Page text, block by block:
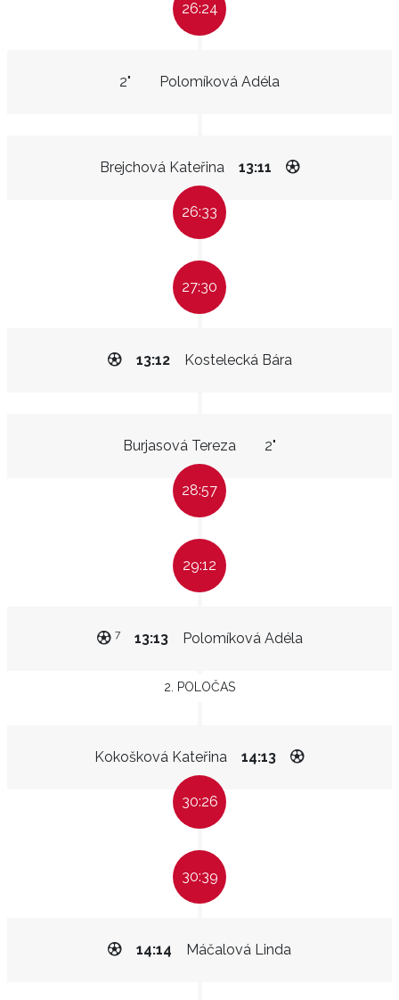
26:24
Polomíková Adéla
2"
Brejchová Kateřina 13:11
26:33
27:30
Kostelecká Bára
13:12
Burjasová Tereza 2"
28:57
29:12
Polomíková Adéla
13:13
7
2. POLOČAS
Kokošková Kateřina 14:13
30:26
30:39
Máčalová Linda
14:14